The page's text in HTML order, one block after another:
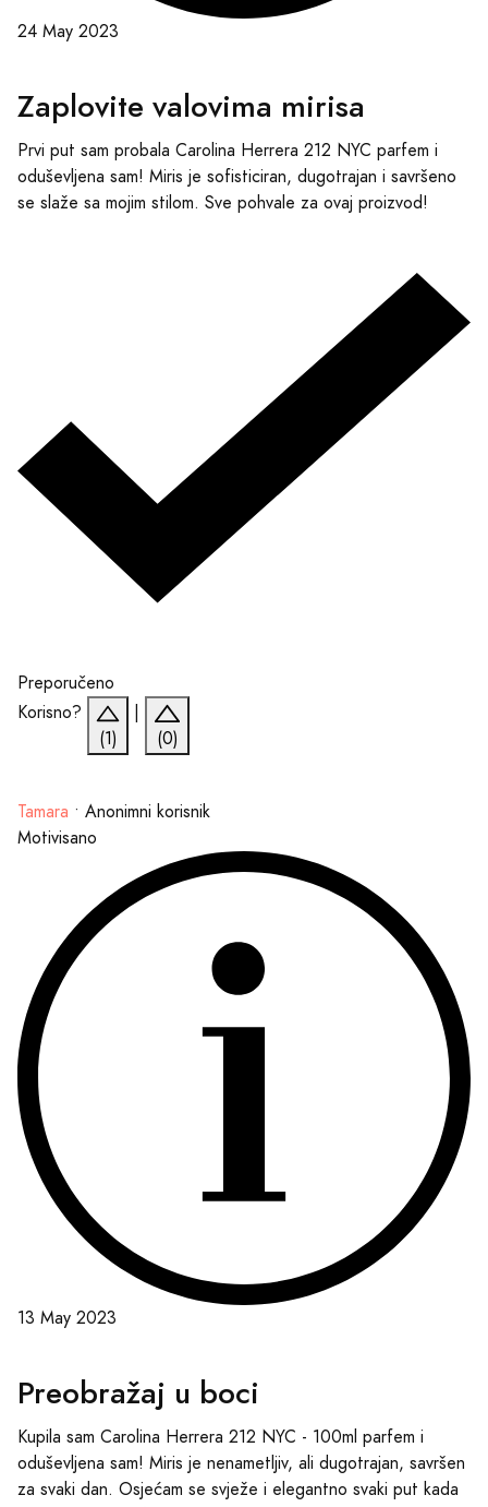
24 May 2023
Zaplovite valovima mirisa
Prvi put sam probala Carolina Herrera 212 NYC parfem i
oduševljena sam! Miris je sofisticiran, dugotrajan i savršeno
se slaže sa mojim stilom. Sve pohvale za ovaj proizvod!
Preporučeno
Korisno?
(1)
|
(0)
Tamara • Anonimni korisnik
Motivisano
13 May 2023
Preobražaj u boci
Kupila sam Carolina Herrera 212 NYC - 100ml parfem i
oduševljena sam! Miris je nenametljiv, ali dugotrajan, savršen
za svaki dan. Osjećam se svježe i elegantno svaki put kada